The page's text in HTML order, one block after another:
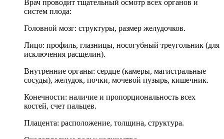
Врач проводит тщательный осмотр всех органов и
систем плода:
Головной мозг: структуры, размер желудочков.
Лицо: профиль, глазницы, носогубный треугольник (для
исключения расщелин).
Внутренние органы: сердце (камеры, магистральные
сосуды), желудок, почки, мочевой пузырь, кишечник.
Конечности: наличие и пропорциональность всех
костей, счет пальцев.
Плацента: расположение, толщина, структура.